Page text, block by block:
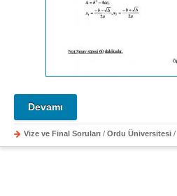
Devamı
Vize ve Final Soruları / Ordu Üniversitesi /